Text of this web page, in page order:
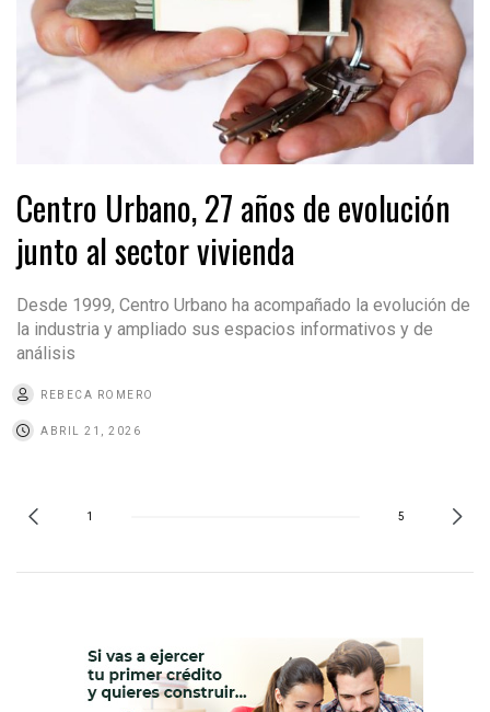
Centro Urbano, 27 años de evolución
junto al sector vivienda
Desde 1999, Centro Urbano ha acompañado la evolución de
la industria y ampliado sus espacios informativos y de
análisis
REBECA ROMERO
ABRIL 21, 2026
1 5